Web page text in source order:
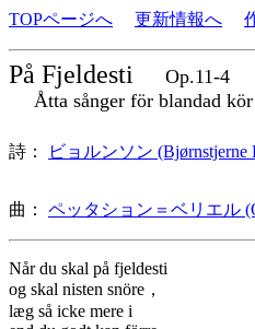
TOPページへ 更新情報へ
På Fjeldesti
Op.11-4
Åtta sånger för blandad kör
詩： ビョルンソン (Bjørnstjerne
曲： ペッタション＝ベリエル
Når du skal på fjeldesti
og skal nisten snöre，
læg så icke mere i